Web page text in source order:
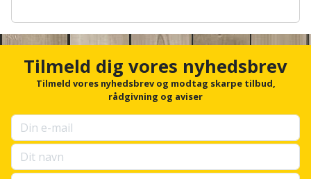
Skruer,
bolte
Skunklem
Søm
Murerværktøj
Nøgleværktøj
Økse
Oliekande
Gipsskruemaskine
Girafsliber
tilbehør
Høvl
Haveredskaber
tilbehør
Havetilbehør
Hegn
c
r
u
p
s
e
Tilmeld dig vores nyhedsbrev
Tilmeld vores nyhedsbrev og modtag skarpe tilbud,
rådgivning og aviser